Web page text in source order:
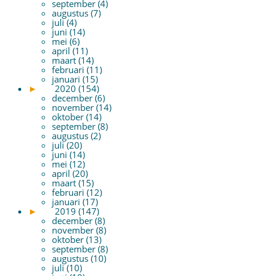
september (4)
augustus (7)
juli (4)
juni (14)
mei (6)
april (11)
maart (14)
februari (11)
januari (15)
►
2020 (154)
december (6)
november (14)
oktober (14)
september (8)
augustus (2)
juli (20)
juni (14)
mei (12)
april (20)
maart (15)
februari (12)
januari (17)
►
2019 (147)
december (8)
november (8)
oktober (13)
september (8)
augustus (10)
juli (10)